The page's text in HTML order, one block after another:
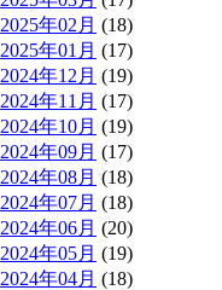
2025年02月 (18)
2025年01月 (17)
2024年12月 (19)
2024年11月 (17)
2024年10月 (19)
2024年09月 (17)
2024年08月 (18)
2024年07月 (18)
2024年06月 (20)
2024年05月 (19)
2024年04月 (18)